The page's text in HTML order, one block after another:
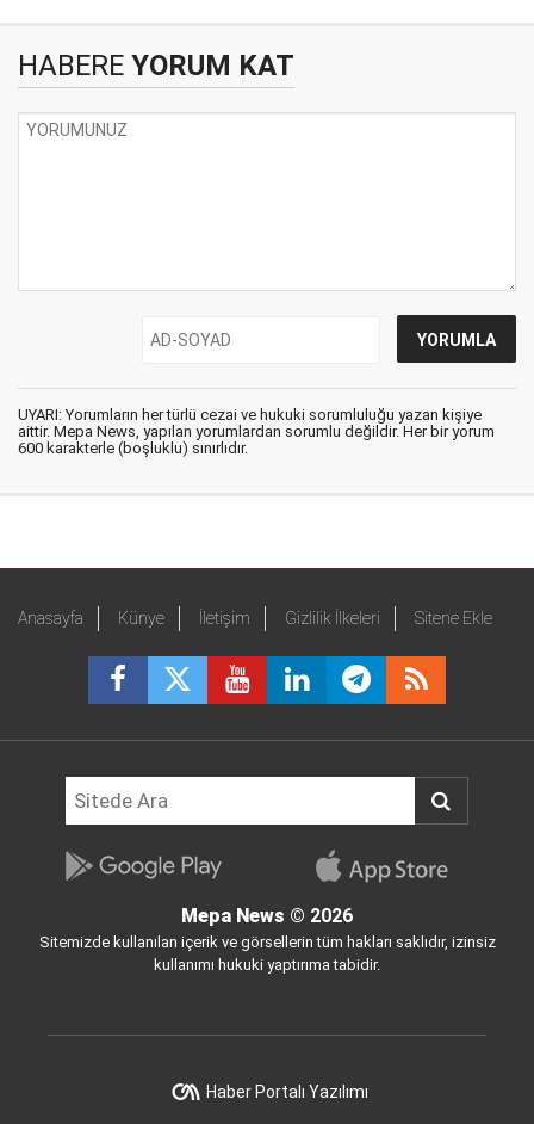
HABERE YORUM KAT
UYARI: Yorumların her türlü cezai ve hukuki sorumluluğu yazan kişiye
aittir. Mepa News, yapılan yorumlardan sorumlu değildir. Her bir yorum
600 karakterle (boşluklu) sınırlıdır.
Anasayfa Künye İletişim Gizlilik İlkeleri Sitene Ekle
Mepa News © 2026
Sitemizde kullanılan içerik ve görsellerin tüm hakları saklıdır, izinsiz
kullanımı hukuki yaptırıma tabidir.
Haber Portalı Yazılımı